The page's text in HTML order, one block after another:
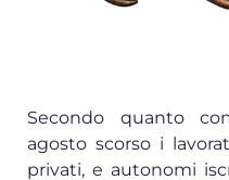
Secondo quanto
agosto scorso i
privati, e autonomi